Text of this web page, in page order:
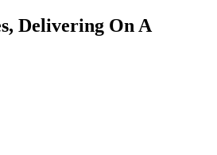
Delivering On A